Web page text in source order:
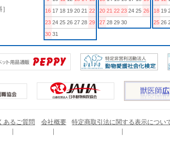
16 17 18 19 20 21 22
23 24 25 26 27 28 29
30 31
20 21 22 23 24 25 26
27 28 29 30
18 19
25 26
あるご質問 会社概要 特定商取引法に関する表示につい